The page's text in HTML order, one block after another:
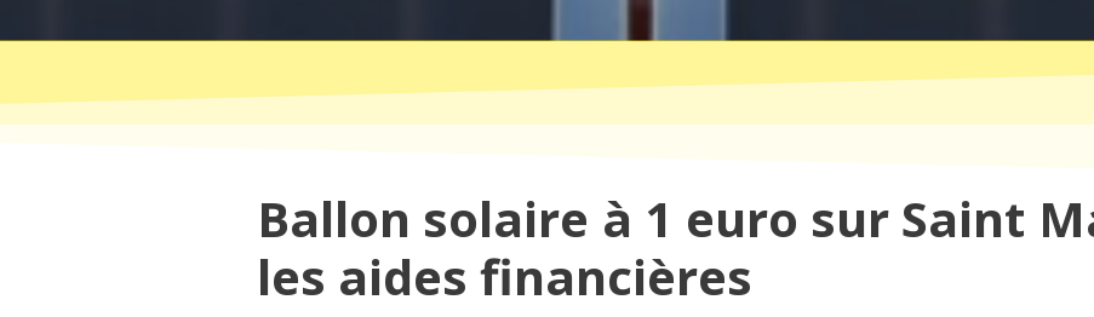
Ballon solaire à 1 euro sur Saint
les aides financières